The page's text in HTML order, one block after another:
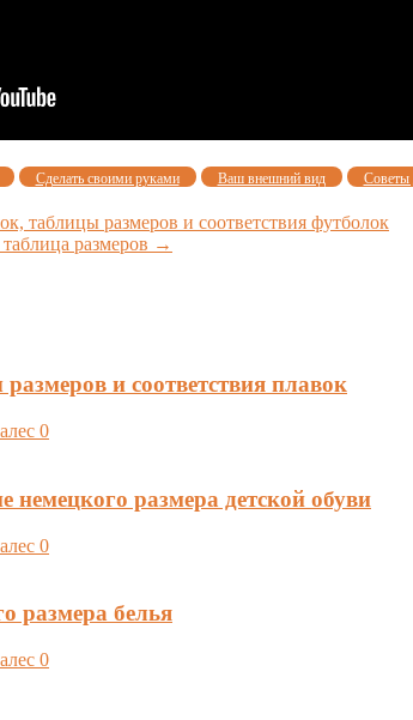
Сделать своими руками Ваш внешний вид Советы
таблицы размеров и соответствия футболок
размеров →
и соответствия плавок
0
немецкого размера детской обуви
0
размера белья
0